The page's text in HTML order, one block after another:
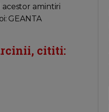
amintiri
GEANTA
cititi: